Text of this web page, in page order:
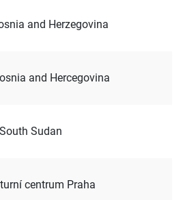
and Herzegovina
and Hercegovina
Sudan
centrum Praha